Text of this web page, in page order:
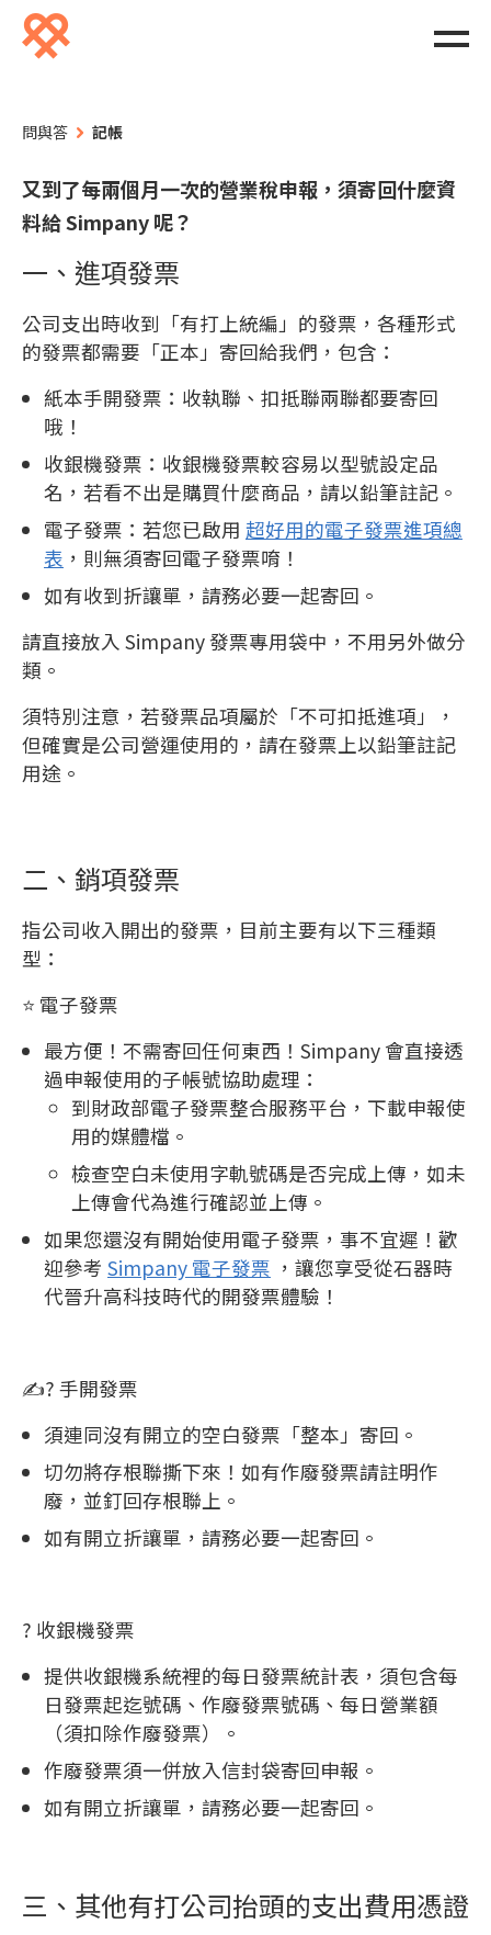
問與答 記帳
又到了每兩個月一次的營業稅申報，須寄回什麼資
料給 Simpany 呢？
一、進項發票
公司支出時收到「有打上統編」的發票，各種形式
的發票都需要「正本」寄回給我們，包含：
紙本手開發票：收執聯、扣抵聯兩聯都要寄回
哦！
收銀機發票：收銀機發票較容易以型號設定品
名，若看不出是購買什麼商品，請以鉛筆註記。
電子發票：若您已啟用 超好用的電子發票進項總
表 ，則無須寄回電子發票唷！
如有收到折讓單，請務必要一起寄回。
請直接放入 Simpany 發票專用袋中，不用另外做分
類。
須特別注意，若發票品項屬於「不可扣抵進項」，
但確實是公司營運使用的，請在發票上以鉛筆註記
用途。
二、銷項發票
指公司收入開出的發票，目前主要有以下三種類
型：
⭐️ 電子發票
最方便！不需寄回任何東西！Simpany 會直接透
過申報使用的子帳號協助處理：
到財政部電子發票整合服務平台，下載申報使
用的媒體檔。
檢查空白未使用字軌號碼是否完成上傳，如未
上傳會代為進行確認並上傳。
如果您還沒有開始使用電子發票，事不宜遲！歡
迎參考 Simpany 電子發票 ，讓您享受從石器時
代晉升高科技時代的開發票體驗！
✍? 手開發票
須連同沒有開立的空白發票「整本」寄回。
切勿將存根聯撕下來！如有作廢發票請註明作
廢，並釘回存根聯上。
如有開立折讓單，請務必要一起寄回。
? 收銀機發票
提供收銀機系統裡的每日發票統計表，須包含每
日發票起迄號碼、作廢發票號碼、每日營業額
（須扣除作廢發票）。
作廢發票須一併放入信封袋寄回申報。
如有開立折讓單，請務必要一起寄回。
三、其他有打公司抬頭的支出費用憑證